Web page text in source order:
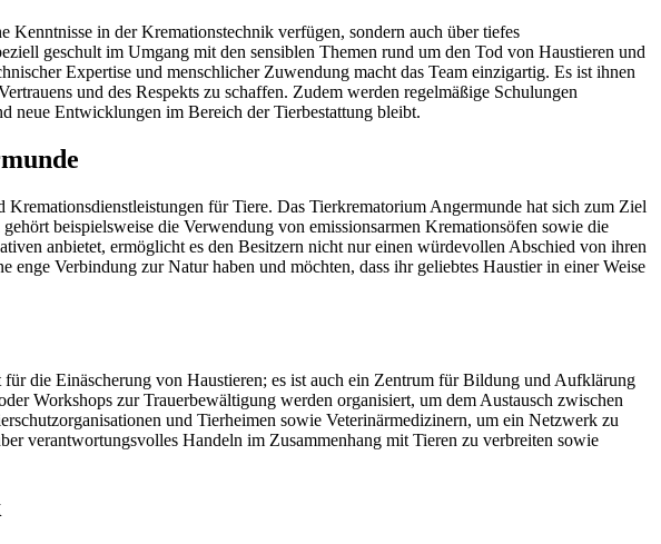
in der Kremationstechnik verfügen, sondern auch über tiefes
geschult im Umgang mit den sensiblen Themen rund um den Tod von Haustieren und
Expertise und menschlicher Zuwendung macht das Team einzigartig. Es ist ihnen
und des Respekts zu schaffen. Zudem werden regelmäßige Schulungen
neue Entwicklungen im Bereich der Tierbestattung bleibt.
für Tiere. Das Tierkrematorium Angermunde hat sich zum Ziel
beispielsweise die Verwendung von emissionsarmen Kremationsöfen sowie die
anbietet, ermöglicht es den Besitzern nicht nur einen würdevollen Abschied von ihren
Verbindung zur Natur haben und möchten, dass ihr geliebtes Haustier in einer Weise
die Einäscherung von Haustieren; es ist auch ein Zentrum für Bildung und Aufklärung
Workshops zur Trauerbewältigung werden organisiert, um dem Austausch zwischen
und Tierheimen sowie Veterinärmedizinern, um ein Netzwerk zu
verantwortungsvolles Handeln im Zusammenhang mit Tieren zu verbreiten sowie